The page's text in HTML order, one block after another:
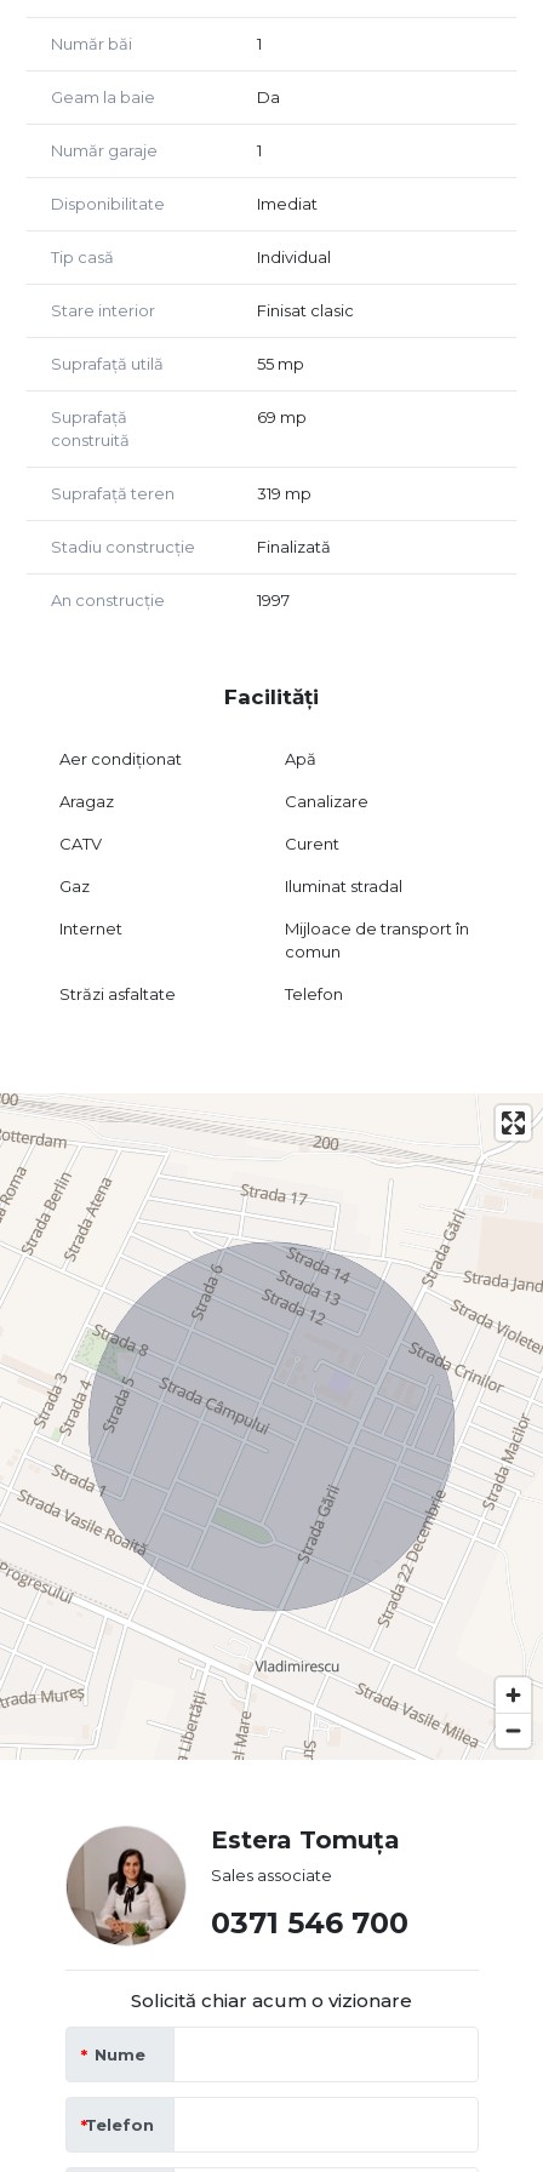
Mai dispune si de o anexă, care poate fi folosită ca și loc
Preț: 85.000 euro, negociabil, COMISION 0%.
Agent exclusiv Golden Real Estate.
Număr băi 1
Geam la baie Da
Număr garaje 1
Disponibilitate Imediat
Tip casă Individual
Stare interior Finisat clasic
Suprafață utilă 55 mp
Suprafață
construită
69 mp
Suprafață teren 319 mp
Stadiu construcție Finalizată
An construcție 1997
Facilități
Aer condiționat Apă
Aragaz Canalizare
CATV Curent
Gaz Iluminat stradal
Internet
Mijloace de transport în
comun
Străzi asfaltate Telefon
Estera Tomuța
Sales associate
0371 546 700
Solicită chiar acum o vizionare
Nume
Telefon